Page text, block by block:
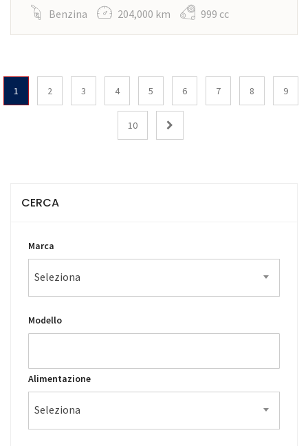
Benzina 204,000 km 999 cc
1 2 3 4 5 6 7 8 9
10
CERCA
Marca
Seleziona
Modello
Alimentazione
Seleziona